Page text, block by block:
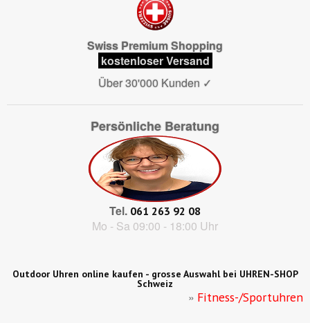
Swiss Premium Shopping
kostenloser Versand
Über 30'000 Kunden ✓
Persönliche Beratung
Tel. 061 263 92 08
Mo - Sa 09:00 - 18:00 Uhr
Outdoor Uhren online kaufen - grosse Auswahl bei UHREN-SHOP
Schweiz
» Fitness-/Sportuhren